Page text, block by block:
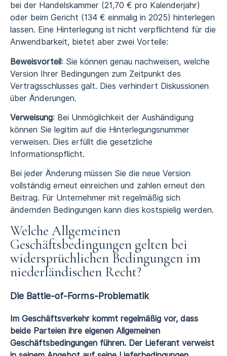
bei der Handelskammer (21,70 € pro Kalenderjahr)
oder beim Gericht (134 € einmalig in 2025) hinterlegen
lassen. Eine Hinterlegung ist nicht verpflichtend für die
Anwendbarkeit, bietet aber zwei Vorteile:
Beweisvorteil: Sie können genau nachweisen, welche
Version Ihrer Bedingungen zum Zeitpunkt des
Vertragsschlusses galt. Dies verhindert Diskussionen
über Änderungen.
Verweisung: Bei Unmöglichkeit der Aushändigung
können Sie legitim auf die Hinterlegungsnummer
verweisen. Dies erfüllt die gesetzliche
Informationspflicht.
Bei jeder Änderung müssen Sie die neue Version
vollständig erneut einreichen und zahlen erneut den
Beitrag. Für Unternehmer mit regelmäßig sich
ändernden Bedingungen kann dies kostspielig werden.
Welche Allgemeinen
Geschäftsbedingungen gelten bei
widersprüchlichen Bedingungen im
niederländischen Recht?
Die Battle-of-Forms-Problematik
Im Geschäftsverkehr kommt regelmäßig vor, dass
beide Parteien ihre eigenen Allgemeinen
Geschäftsbedingungen führen. Der Lieferant verweist